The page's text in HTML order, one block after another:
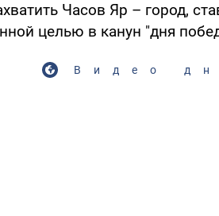
Часов Яр – город,
целью в канун "дня
Видео